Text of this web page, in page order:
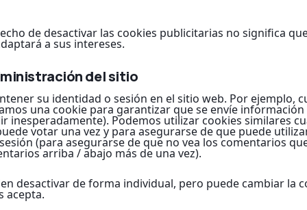
de desactivar las cookies publicitarias no significa
a sus intereses.
del sitio
su identidad o sesión en el sitio web. Por ejemplo,
una cookie para garantizar que se envíe
inesperadamente). Podemos utilizar cookies similares
votar una vez y para asegurarse de que puede
(para asegurarse de que no vea los comentarios
arriba / abajo más de una vez).
desactivar de forma individual, pero puede cambiar la
acepta.